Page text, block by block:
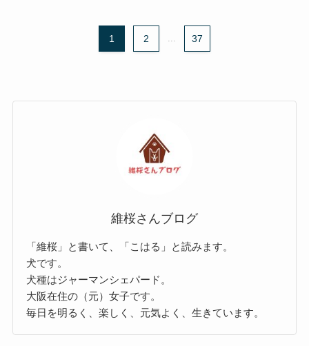
1 2 ... 37
維桜さんブログ
「維桜」と書いて、「こはる」と読みます。
犬です。
犬種はジャーマンシェパード。
大阪在住の（元）女子です。
毎日を明るく、楽しく、元気よく、生きています。